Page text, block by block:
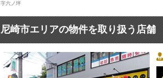
字六ノ坪
尼崎市エリアの物件を取り扱う店舗